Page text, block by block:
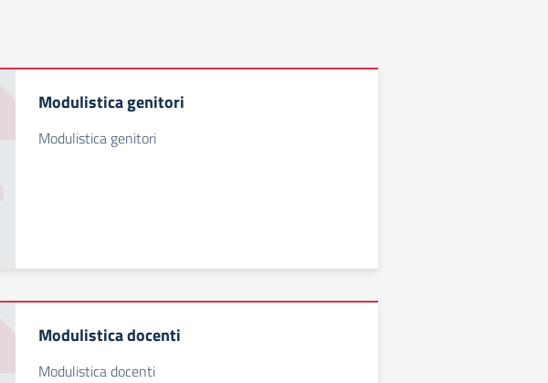
Modulistica genitori
Modulistica genitori
Modulistica docenti
Modulistica docenti